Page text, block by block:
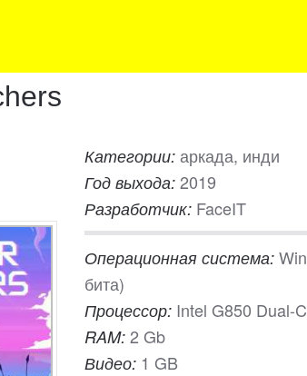
Категории: аркада, инди
Год выхода: 2019
Разработчик: FaceIT
Операционная система:
бита)
Процессор: Intel G850 Dual-
RAM: 2 Gb
Видео: 1 GB